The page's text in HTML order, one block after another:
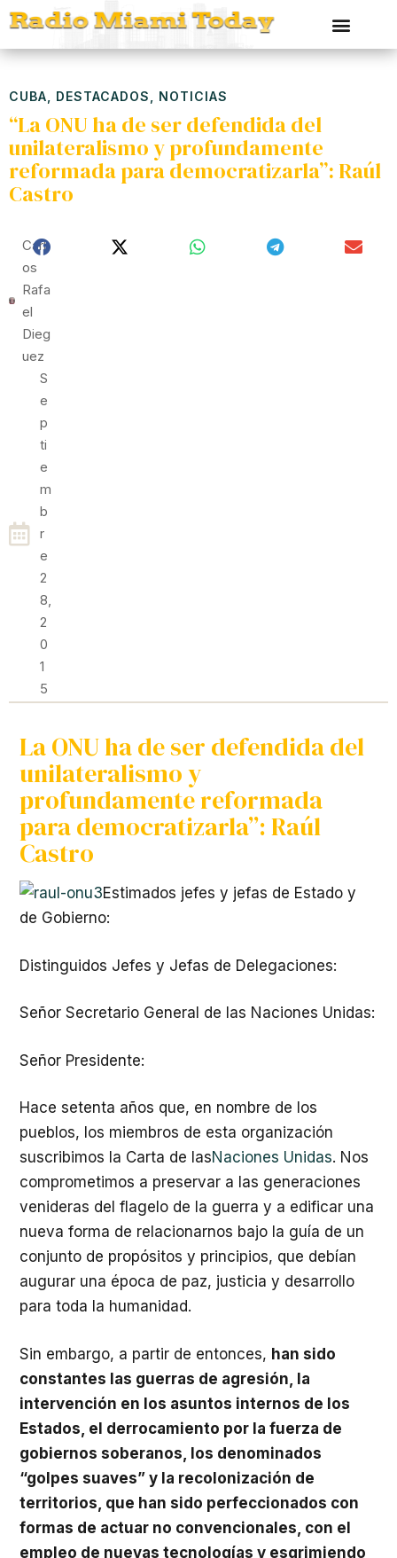
CUBA DESTACADOS NOTICIAS
“La ONU ha de ser defendida del
unilateralismo y profundamente
reformada para democratizarla”: Raúl
Castro
Carl
Os
Rafa
El
Dieg
Uez
S
E
P
Ti
E
M
B
R
E
2
8,
2
0
1
5
La ONU ha de ser defendida del
unilateralismo y
profundamente reformada
para democratizarla”: Raúl
Castro
Estimados jefes y jefas de Estado y
de Gobierno:
Distinguidos Jefes y Jefas de Delegaciones:
Señor Secretario General de las Naciones Unidas:
Señor Presidente:
Hace setenta años que, en nombre de los
pueblos, los miembros de esta organización
suscribimos la Carta de lasNaciones Unidas. Nos
comprometimos a preservar a las generaciones
venideras del flagelo de la guerra y a edificar una
nueva forma de relacionarnos bajo la guía de un
conjunto de propósitos y principios, que debían
augurar una época de paz, justicia y desarrollo
para toda la humanidad.
Sin embargo, a partir de entonces, han sido
constantes las guerras de agresión, la
intervención en los asuntos internos de los
Estados, el derrocamiento por la fuerza de
gobiernos soberanos, los denominados
“golpes suaves” y la recolonización de
territorios, que han sido perfeccionados con
formas de actuar no convencionales, con el
empleo de nuevas tecnologías y esgrimiendo